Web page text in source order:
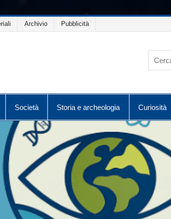
Archivio Pubblicità
Società Storia e archeologia Curiosità